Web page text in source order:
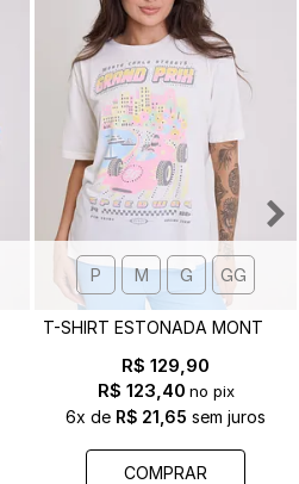
P M G GG
R$ 129,90
R$ 123,40 no pix
6x de R$ 21,65 sem juros
COMPRAR